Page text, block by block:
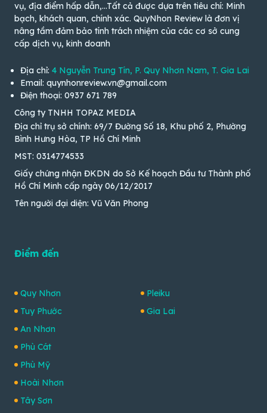
vụ, địa điểm hấp dẫn,...Tất cả được dựa trên tiêu chí: Minh
bạch, khách quan, chính xác. QuyNhon Review là đơn vị
nâng tầm đảm bảo tính trách nhiệm của các cơ sở cung
cấp dịch vụ, kinh doanh
Địa chỉ: 4 Nguyễn Trung Tín, P. Quy Nhơn Nam, T. Gia Lai
Email: quynhonreview.vn@gmail.com
Điện thoại: 0937 671 789
Công ty TNHH TOPAZ MEDIA
Địa chỉ trụ sở chính: 69/7 Đường Số 18, Khu phố 2, Phường
Bình Hưng Hòa, TP Hồ Chí Minh
MST: 0314774533
Giấy chứng nhận ĐKDN do Sở Kế hoạch Đầu tư Thành phố
Hồ Chí Minh cấp ngày 06/12/2017
Tên người đại diện: Vũ Văn Phong
Điểm đến
Quy Nhơn
Tuy Phước
An Nhơn
Phù Cát
Phù Mỹ
Hoài Nhơn
Tây Sơn
Pleiku
Gia Lai